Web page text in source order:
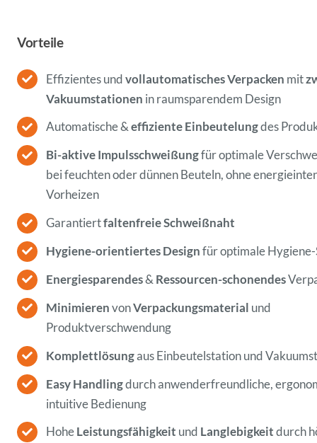
Vorteile
Effizientes undvollautomatisches Verpacken mit
Vakuumstationen in raumsparendem Design
Automatische &effiziente Einbeutelungdes
Bi-aktive Impulsschweißungfür optimale
bei feuchten oder dünnen Beuteln, ohne
Vorheizen
Garantiertfaltenfreie Schweißnaht
Hygiene-orientiertes Designfür optimale
Energiesparendes& Ressourcen-schonendes
MinimierenvonVerpackungsmaterial und
Produktverschwendung
Komplettlösungaus Einbeutelstation und
Easy Handlingdurch anwenderfreundliche,
intuitive Bedienung
HoheLeistungsfähigkeit und Langlebigkeitdurch